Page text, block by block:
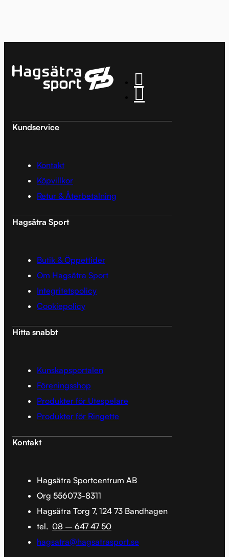
Kundservice
Kontakt
Köpvillkor
Retur & Återbetalning
Hagsätra Sport
Butik & Öppettider
Om Hagsätra Sport
Integritetspolicy
Cookiepolicy
Hitta snabbt
Kunskapsportalen
Föreningsshop
Produkter för Utespelare
Produkter för Ringette
Kontakt
Hagsätra Sportcentrum AB
Org 556073-8311
Hagsätra Torg 7, 124 73 Bandhagen
tel. 08 – 647 47 50
hagsatra@hagsatrasport.se